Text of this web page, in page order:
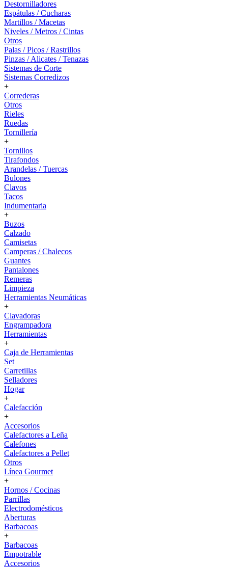
Destornilladores
Espátulas / Cucharas
Martillos / Macetas
Niveles / Metros / Cintas
Otros
Palas / Picos / Rastrillos
Pinzas / Alicates / Tenazas
Sistemas de Corte
Sistemas Corredizos
+
Correderas
Otros
Rieles
Ruedas
Tornillería
+
Tornillos
Tirafondos
Arandelas / Tuercas
Bulones
Clavos
Tacos
Indumentaria
+
Buzos
Calzado
Camisetas
Camperas / Chalecos
Guantes
Pantalones
Remeras
Limpieza
Herramientas Neumáticas
+
Clavadoras
Engrampadora
Herramientas
+
Caja de Herramientas
Set
Carretillas
Selladores
Hogar
+
Calefacción
+
Accesorios
Calefactores a Leña
Calefones
Calefactores a Pellet
Otros
Línea Gourmet
+
Hornos / Cocinas
Parrillas
Electrodomésticos
Aberturas
Barbacoas
+
Barbacoas
Empotrable
Accesorios